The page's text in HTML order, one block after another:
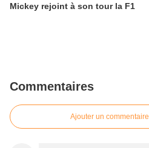
Mickey rejoint à son tour la F1
Commentaires
Ajouter un commentaire